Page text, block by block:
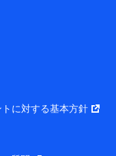
】
ンシャルグルー
に関する情報。例
どが含まれます。
に対する基本方針